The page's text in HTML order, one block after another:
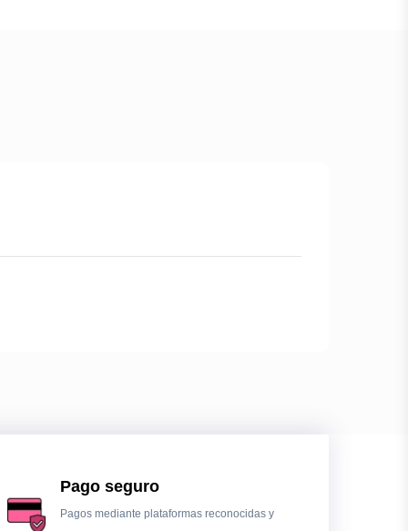
Pago seguro
Pagos mediante plataformas reconocidas y